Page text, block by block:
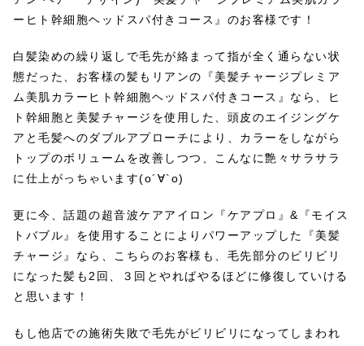
ーヒト幹細胞ヘッドスパ付きコース』のお客様です！
白髪染めの繰り返しで毛先が絡まって指が全く通らない状
態だった、お客様の髪もリアンの『美髪チャージプレミア
ム美肌カラーヒト幹細胞ヘッドスパ付きコース』なら、ヒ
ト幹細胞と美髪チャージを使用した、頭皮のエイジングケ
アと毛髪へのダブルアプローチにより、カラーをしながら
トップのボリュームを改善しつつ、こんなに艶々サラサラ
に仕上がっちゃいます(о´∀`о)
更に今、話題の超音波ケアアイロン『ケアプロ』&『モイス
トバブル』を使用することによりパワーアップした『美髪
チャージ』なら、こちらのお客様も、毛先部分のビリビリ
になった髪も2回、３回とやればやるほどに修復していける
と思います！
もし他店での施術失敗で毛先がビリビリになってしまわれ